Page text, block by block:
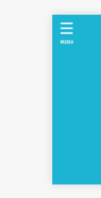
MENU